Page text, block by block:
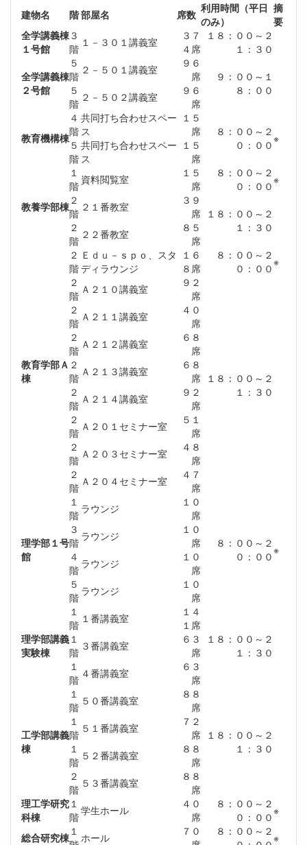
建物名
階部屋名 席数 利用時間（平日
のみ）
摘
要
全学講義棟
１号館
３
階 １－３０１講義室
３７
４席
１８：００～２
１：３０
全学講義棟
２号館
５
階 ２－５０１講義室
９６
席
９：００～１
８：００
５
階 ２－５０２講義室
９６
席
教育機構棟
４
階
共同打ち合わせスペー
ス
１５
席
８：００～２
０：００※
５
階
共同打ち合わせスペー
ス
１５
席
教養学部棟
１
階 資料閲覧室
１５
席
８：００～２
０：００※
２
階 ２１番教室
３９
席 １８：００～２
１：３０
２
階 ２２番教室
８５
席
教育学部Ａ
棟
２
階
Ｅｄｕ－ｓｐｏ、スタ
ディラウンジ
１６
８席
８：００～２
０：００※
２
階 Ａ２１０講義室
９２
席
１８：００～２
１：３０
２
階 Ａ２１１講義室
４０
席
２
階 Ａ２１２講義室
６８
席
２
階 Ａ２１３講義室
６８
席
２
階 Ａ２１４講義室
９２
席
２
階 Ａ２０１セミナー室
５１
席
２
階 Ａ２０３セミナー室
４８
席
２
階 Ａ２０４セミナー室
４７
席
理学部１号
館
１
階 ラウンジ
１０
席
８：００～２
０：００※
３
階 ラウンジ
１０
席
４
階 ラウンジ
１０
席
５
階 ラウンジ
１０
席
理学部講義
実験棟
１
階 １番講義室
１４
１席
１８：００～２
１：３０
１
階 ３番講義室
６３
席
１
階 ４番講義室
６３
席
工学部講義
棟
１
階 ５０番講義室
８８
席
１８：００～２
１：３０
１
階 ５１番講義室
７２
席
１
階 ５２番講義室
８８
席
２
階 ５３番講義室
８８
席
理工学研究
科棟
１
階学生ホール
４０
席
８：００～２
０：００※
総合研究棟１ ホール
７０
８：００～２※